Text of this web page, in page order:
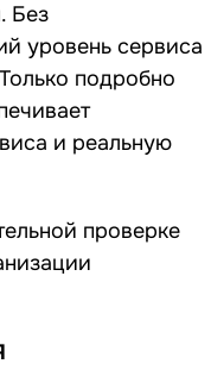
Без
уровень сервиса
подробно
и реальную
проверке